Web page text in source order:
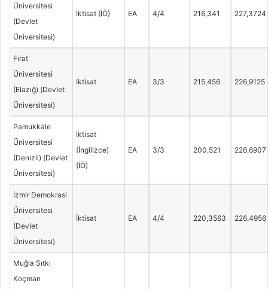
Üniversitesi
(Devlet
Üniversitesi)
İktisat (İÖ) EA 4/4 216,341 227,3724
Fırat
Üniversitesi
(Elazığ) (Devlet
Üniversitesi)
İktisat EA 3/3 215,456 226,9125
Pamukkale
Üniversitesi
(Denizli) (Devlet
Üniversitesi)
İktisat
(İngilizce)
(İÖ)
EA 3/3 200,521 226,6907
İzmir Demokrasi
Üniversitesi
(Devlet
Üniversitesi)
İktisat EA 4/4 220,3563 226,4956
Muğla Sıtkı
Koçman